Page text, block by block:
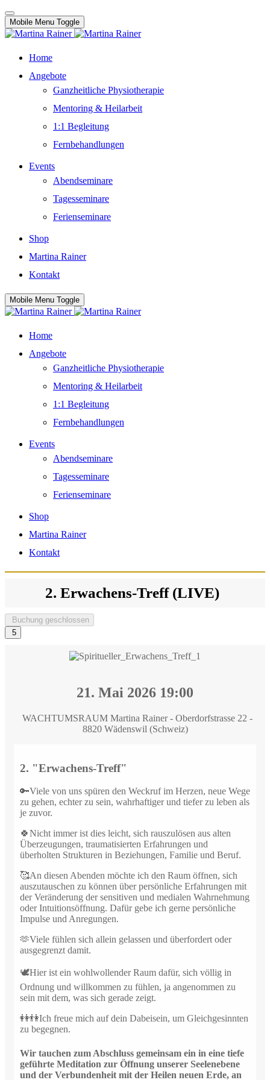
Mobile Menu Toggle
Home
Angebote
Ganzheitliche Physiotherapie
Mentoring & Heilarbeit
1:1 Begleitung
Fernbehandlungen
Events
Abendseminare
Tagesseminare
Ferienseminare
Shop
Martina Rainer
Kontakt
Mobile Menu Toggle
Home
Angebote
Ganzheitliche Physiotherapie
Mentoring & Heilarbeit
1:1 Begleitung
Fernbehandlungen
Events
Abendseminare
Tagesseminare
Ferienseminare
Shop
Martina Rainer
Kontakt
2. Erwachens-Treff (LIVE)
Buchung geschlossen
5
21. Mai 2026 19:00
WACHTUMSRAUM Martina Rainer - Oberdorfstrasse 22 -
8820 Wädenswil (Schweiz)
2. "Erwachens-Treff"
🔑Viele von uns spüren den Weckruf im Herzen, neue Wege
zu gehen, echter zu sein, wahrhaftiger und tiefer zu leben als
je zuvor.
🍀Nicht immer ist dies leicht, sich rauszulösen aus alten
Überzeugungen, traumatisierten Erfahrungen und
überholten Strukturen in Beziehungen, Familie und Beruf.
🥰An diesen Abenden möchte ich den Raum öffnen, sich
auszutauschen zu können über persönliche Erfahrungen mit
der Veränderung der sensitiven und medialen Wahrnehmung
oder Intuitionsöffnung. Dafür gebe ich gerne persönliche
Impulse und Anregungen.
🫶Viele fühlen sich allein gelassen und überfordert oder
ausgegrenzt damit.
🕊Hier ist ein wohlwollender Raum dafür, sich völlig in
Ordnung und willkommen zu fühlen, ja angenommen zu
sein mit dem, was sich gerade zeigt.
👭👫Ich freue mich auf dein Dabeisein, um Gleichgesinnten
zu begegnen.
Wir tauchen zum Abschluss gemeinsam ein in eine tiefe
geführte Meditation zur Öffnung unserer Seelenebene
und der Verbundenheit mit der Heilen neuen Erde, an